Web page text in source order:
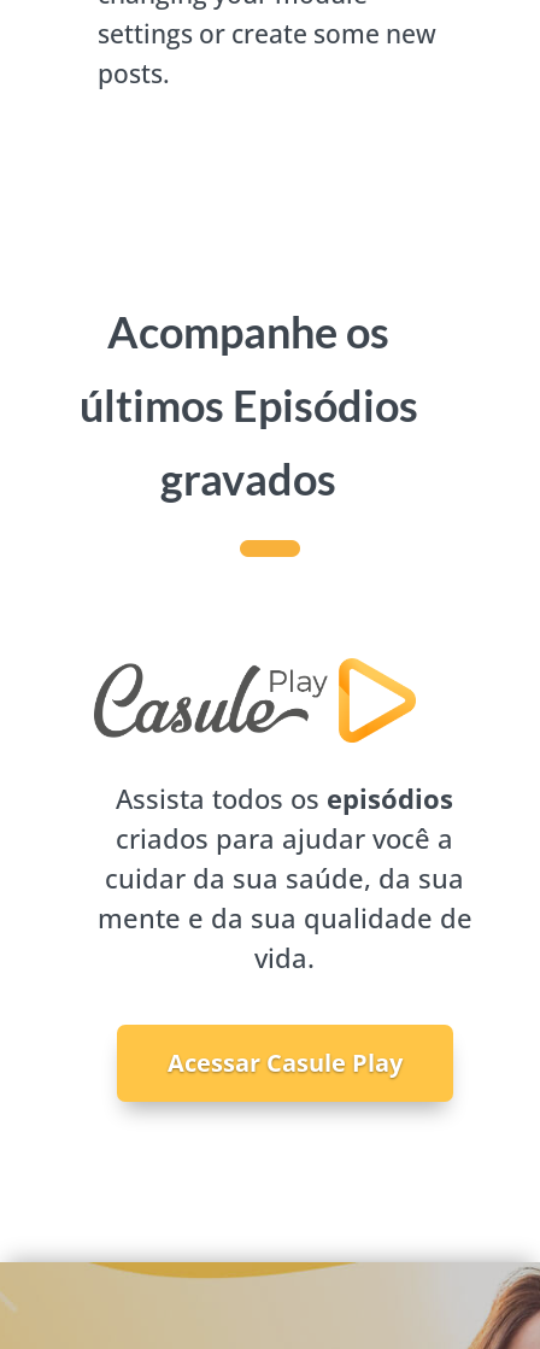
settings or create some new
posts.
Acompanhe os
últimos Episódios
gravados
Assista todos os episódios
criados para ajudar você a
cuidar da sua saúde, da sua
mente e da sua qualidade de
vida.
Acessar Casule Play